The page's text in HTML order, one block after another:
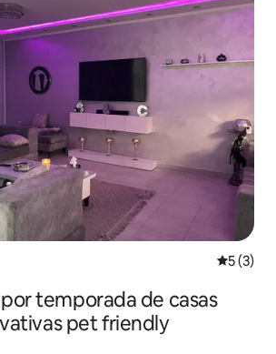
5 de
5 (3)
temporada de casas
pet friendly